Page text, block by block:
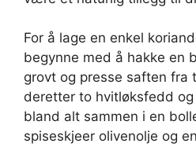
For å lage en enkel
begynne med å hakke en
grovt og presse saften fra
deretter to hvitløksfedd og
bland alt sammen i en
spiseskjeer olivenolje og